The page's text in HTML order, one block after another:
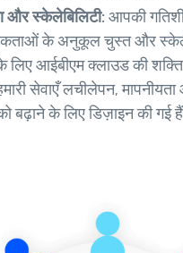
और स्केलेबिलिटी: आपकी
के अनुकूल चुस्त और
लिए आईबीएम क्लाउड की
सेवाएँ लचीलेपन,
बढ़ाने के लिए डिज़ाइन की गई